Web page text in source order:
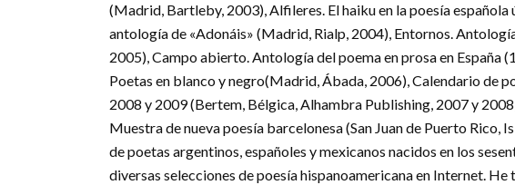
(Madrid, Bartleby, 2003), Alfileres. El haiku en la poesía española
antología de «Adonáis» (Madrid, Rialp, 2004), Entornos.
2005), Campo abierto. Antología del poema en prosa en España
Poetas en blanco y negro(Madrid, Ábada, 2006), Calendario de
2008 y 2009 (Bertem, Bélgica, Alhambra Publishing, 2007 y
Muestra de nueva poesía barcelonesa (San Juan de Puerto
de poetas argentinos, españoles y mexicanos nacidos en los
diversas selecciones de poesía hispanoamericana en Internet.